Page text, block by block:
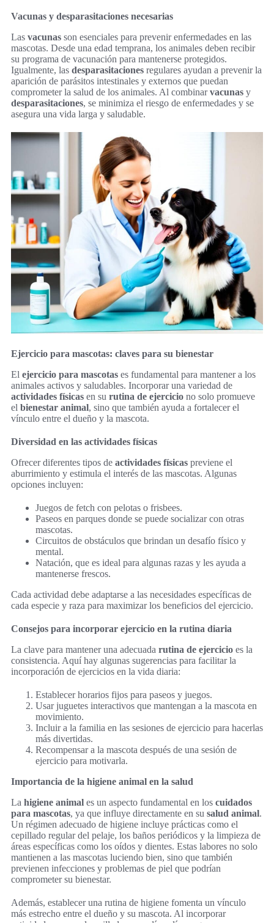
Vacunas y desparasitaciones necesarias
Las vacunas son esenciales para prevenir enfermedades en las
mascotas. Desde una edad temprana, los animales deben recibir
su programa de vacunación para mantenerse protegidos.
Igualmente, las desparasitaciones regulares ayudan a prevenir la
aparición de parásitos intestinales y externos que puedan
comprometer la salud de los animales. Al combinarvacunas y
desparasitaciones, se minimiza el riesgo de enfermedades y se
asegura una vida larga y saludable.
Ejercicio para mascotas: claves para su bienestar
El ejercicio para mascotas es fundamental para mantener a los
animales activos y saludables. Incorporar una variedad de
actividades físicas en su rutina de ejercicio no solo promueve
el bienestar animal, sino que también ayuda a fortalecer el
vínculo entre el dueño y la mascota.
Diversidad en las actividades físicas
Ofrecer diferentes tipos de actividades físicas previene el
aburrimiento y estimula el interés de las mascotas. Algunas
opciones incluyen:
Juegos de fetch con pelotas o frisbees.
Paseos en parques donde se puede socializar con otras
mascotas.
Circuitos de obstáculos que brindan un desafío físico y
mental.
Natación, que es ideal para algunas razas y les ayuda a
mantenerse frescos.
Cada actividad debe adaptarse a las necesidades específicas de
cada especie y raza para maximizar los beneficios del ejercicio.
Consejos para incorporar ejercicio en la rutina diaria
La clave para mantener una adecuada rutina de ejercicio es la
consistencia. Aquí hay algunas sugerencias para facilitar la
incorporación de ejercicios en la vida diaria:
Establecer horarios fijos para paseos y juegos.
Usar juguetes interactivos que mantengan a la mascota en
movimiento.
Incluir a la familia en las sesiones de ejercicio para hacerlas
más divertidas.
Recompensar a la mascota después de una sesión de
ejercicio para motivarla.
Importancia de la higiene animal en la salud
La higiene animal es un aspecto fundamental en los cuidados
para mascotas, ya que influye directamente en su salud animal.
Un régimen adecuado de higiene incluye prácticas como el
cepillado regular del pelaje, los baños periódicos y la limpieza de
áreas específicas como los oídos y dientes. Estas labores no solo
mantienen a las mascotas luciendo bien, sino que también
previenen infecciones y problemas de piel que podrían
comprometer su bienestar.
Además, establecer una rutina de higiene fomenta un vínculo
más estrecho entre el dueño y su mascota. Al incorporar